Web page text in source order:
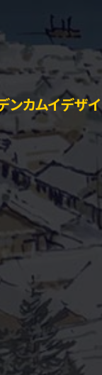
ンカムイデ